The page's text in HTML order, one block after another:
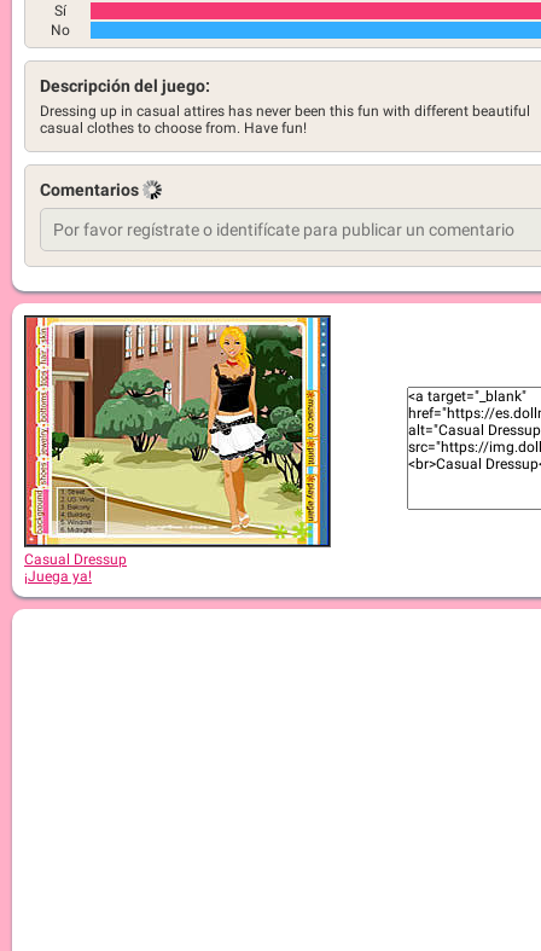
Sí
No
Descripción del juego:
Dressing up in casual attires has never been this fun with different beautiful
casual clothes to choose from. Have fun!
Comentarios
Casual Dressup
¡Juega ya!